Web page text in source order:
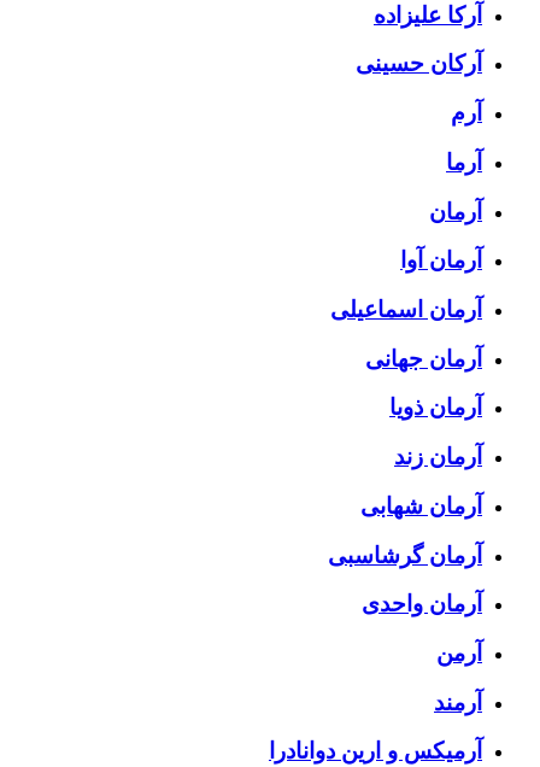
آرکا علیزاده
آرکان حسینی
آرم
آرما
آرمان
آرمان آوا
آرمان اسماعیلی
آرمان جهانی
آرمان ذویا
آرمان زند
آرمان شهابی
آرمان گرشاسبی
آرمان واحدی
آرمن
آرمند
آرمیکس و ارین دوانادرا